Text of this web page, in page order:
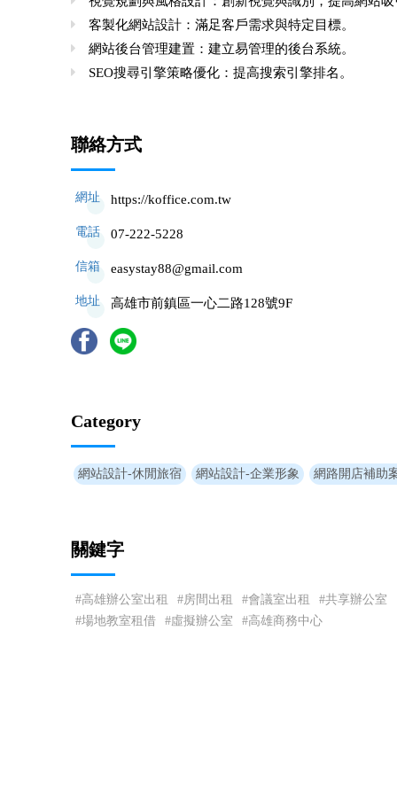
客製化網站設計：滿足客戶需求與特定目標。
網站後台管理建置：建立易管理的後台系統。
SEO搜尋引擎策略優化：提高搜索引擎排名。
聯絡方式
網址 https://koffice.com.tw
電話 07-222-5228
信箱 easystay88@gmail.com
地址 高雄市前鎮區一心二路128號9F
Category
網站設計-休閒旅宿 網站設計-企業形象 網路開店補助
關鍵字
高雄辦公室出租 房間出租 會議室出租
共享辦公室
場地教室租借
虛擬辦公室 高雄商務中心